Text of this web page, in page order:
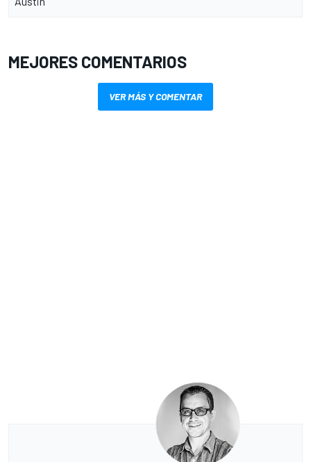
MEJORES COMENTARIOS
VER MÁS Y COMENTAR